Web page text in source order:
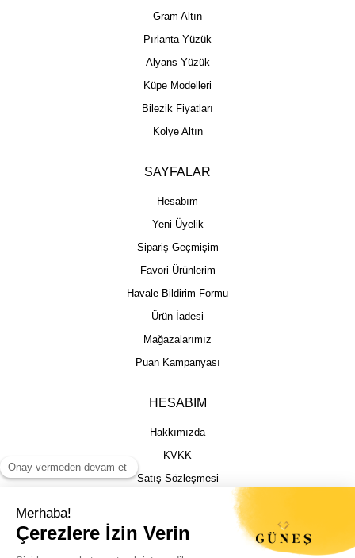
Gram Altın
Pırlanta Yüzük
Alyans Yüzük
Küpe Modelleri
Bilezik Fiyatları
Kolye Altın
SAYFALAR
Hesabım
Yeni Üyelik
Sipariş Geçmişim
Favori Ürünlerim
Havale Bildirim Formu
Ürün İadesi
Mağazalarımız
Puan Kampanyası
HESABIM
Hakkımızda
KVKK
Satış Sözleşmesi
İptal İade Şartları